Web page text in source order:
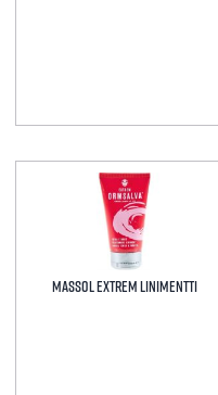
Massol extrem linimentti